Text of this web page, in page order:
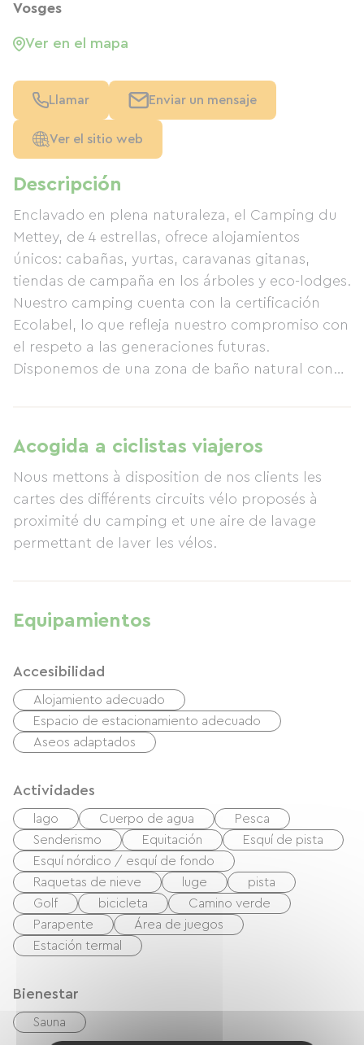
Descripción
Enclavado en plena naturaleza, el Camping du
Mettey, de 4 estrellas, ofrece alojamientos
únicos: cabañas, yurtas, caravanas gitanas,
tiendas de campaña en los árboles y eco-lodges.
Nuestro camping cuenta con la certificación
Ecolabel, lo que refleja nuestro compromiso con
el respeto a las generaciones futuras.
Disponemos de una zona de baño natural con
libre de coches y contamos con aparcamiento
exterior para mayor comodidad de todos.
Acogida a ciclistas viajeros
Nous mettons à disposition de nos clients les
cartes des différents circuits vélo proposés à
proximité du camping et une aire de lavage
permettant de laver les vélos.
Equipamientos
Accesibilidad
Alojamiento adecuado
Espacio de estacionamiento adecuado
Aseos adaptados
Actividades
lago Cuerpo de agua
Pesca
Senderismo
Equitación
Esquí de pista
Esquí nórdico / esquí de fondo
Raquetas de nieve
luge
pista
Golf
bicicleta
Camino verde
Parapente
Área de juegos
Estación termal
Bienestar
Sauna
Vosges
Ver en el mapa
Llamar Enviar un mensaje
Ver el sitio web